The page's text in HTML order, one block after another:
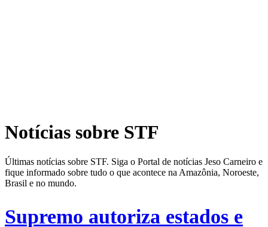
Notícias sobre STF
Últimas notícias sobre STF. Siga o Portal de notícias Jeso Carneiro e
fique informado sobre tudo o que acontece na Amazônia, Noroeste,
Brasil e no mundo.
Supremo autoriza estados e